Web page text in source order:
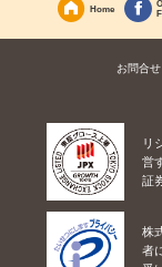
Home
お問合せ
リ
営
証
株
者